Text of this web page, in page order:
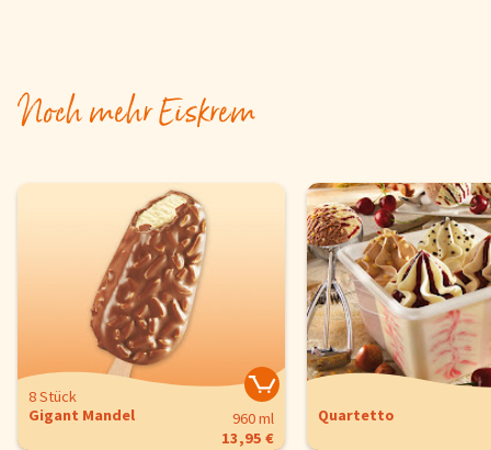
Kontakt
AGB & Datenschutz
Noch mehr Eiskrem
8 Stück
Gigant Mandel
960 ml
13,95 €
Quartetto